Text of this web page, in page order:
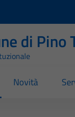
di Pino
Novità